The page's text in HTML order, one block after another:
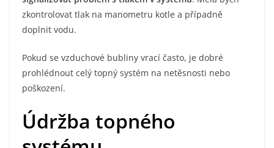
zkontrolovat tlak na manometru kotle a případně
doplnit vodu.
Pokud se vzduchové bubliny vrací často, je dobré
prohlédnout celý topný systém na netěsnosti nebo
poškození.
Údržba topného